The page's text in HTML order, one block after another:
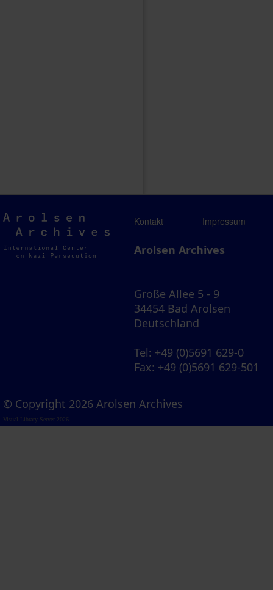
Arolsen
Archives
Kontakt Impressum
Arolsen Archives
Große Allee 5 - 9
34454 Bad Arolsen
Deutschland
Tel: +49 (0)5691 629-0
Fax: +49 (0)5691 629-501
© Copyright 2026 Arolsen Archives
Visual Library Server 2026